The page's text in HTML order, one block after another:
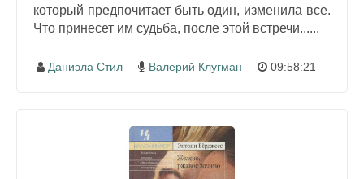
который предпочитает быть один, изменила все.
Что принесет им судьба, после этой встречи......
Даниэла Стил Валерий Клугман 09:58:21